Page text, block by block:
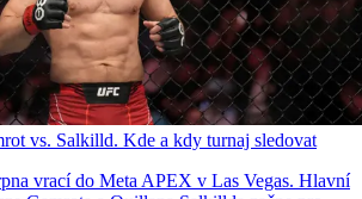
vs. Salkilld. Kde a kdy turnaj sledovat
vrací do Meta APEX v Las Vegas. Hlavní